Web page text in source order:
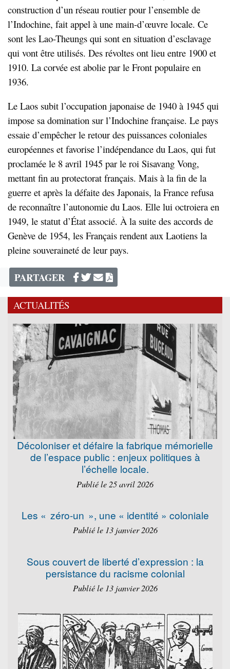
construction d’un réseau routier pour l’ensemble de
l’Indochine, fait appel à une main-d’œuvre locale. Ce
sont les Lao-Theungs qui sont en situation d’esclavage
qui vont être utilisés. Des révoltes ont lieu entre 1900 et
1910. La corvée est abolie par le Front populaire en
1936.
Le Laos subit l’occupation japonaise de 1940 à 1945 qui
impose sa domination sur l’Indochine française. Le pays
essaie d’empêcher le retour des puissances coloniales
européennes et favorise l’indépendance du Laos, qui fut
proclamée le 8 avril 1945 par le roi Sisavang Vong,
mettant fin au protectorat français. Mais à la fin de la
guerre et après la défaite des Japonais, la France refusa
de reconnaître l’autonomie du Laos. Elle lui octroiera en
1949, le statut d’État associé. À la suite des accords de
Genève de 1954, les Français rendent aux Laotiens la
pleine souveraineté de leur pays.
PARTAGER
ACTUALITÉS
Décoloniser et défaire la fabrique mémorielle
de l’espace public : enjeux politiques à
l’échelle locale.
Publié le 25 avril 2026
Les « zéro-un », une « identité » coloniale
Publié le 13 janvier 2026
Sous couvert de liberté d’expression : la
persistance du racisme colonial
Publié le 13 janvier 2026